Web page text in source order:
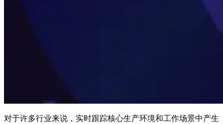
对于许多行业来说，实时跟踪核心生产环境和工作场景中产生